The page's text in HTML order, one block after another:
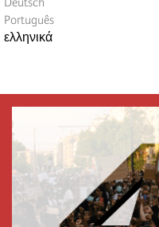
Português
ελληνικά